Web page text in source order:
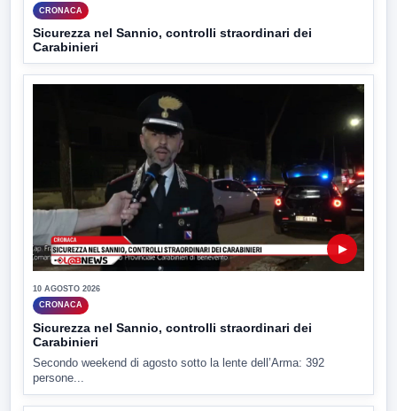
CRONACA
Sicurezza nel Sannio, controlli straordinari dei
Carabinieri
▶
10 AGOSTO 2026
CRONACA
Sicurezza nel Sannio, controlli straordinari dei
Carabinieri
Secondo weekend di agosto sotto la lente dell’Arma: 392
persone...